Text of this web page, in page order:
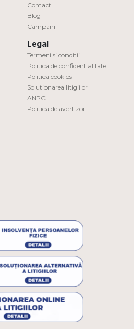
Contact
Blog
Campanii
Legal
Termeni si conditii
Politica de confidentialitate
Politica cookies
Solutionarea litigiilor
ANPC
Politica de avertizori